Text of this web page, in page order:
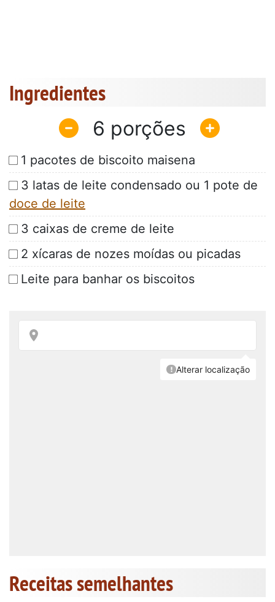
Ingredientes
6
1 pacotes de biscoito maisena
3 latas de leite condensado ou 1 pote de
doce de leite
3 caixas de creme de leite
2 xícaras de nozes moídas ou picadas
Leite para banhar os biscoitos
Receitas semelhantes